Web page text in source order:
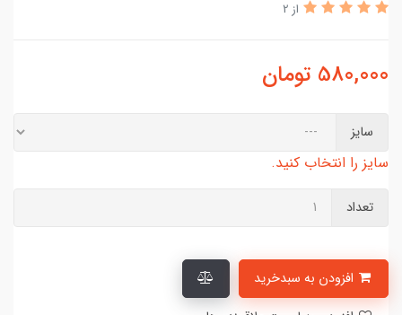
از 2
580,000 تومان
سایز
سایز را انتخاب کنید.
تعداد